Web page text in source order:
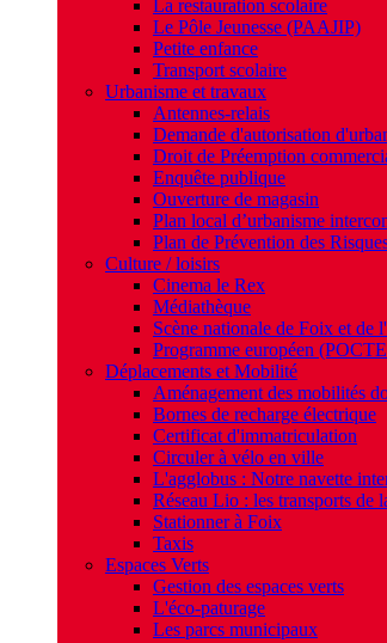
La restauration scolaire
Le Pôle Jeunesse (PAAJIP)
Petite enfance
Transport scolaire
Urbanisme et travaux
Antennes-relais
Demande d'autorisation
Droit de Préemption
Enquête publique
Ouverture de magasin
Plan local d’urbanisme
Plan de Prévention des
Culture / loisirs
Cinema le Rex
Médiathèque
Scène nationale de Foix et de
Programme européen
Déplacements et Mobilité
Aménagement des mobilités
Bornes de recharge électrique
Certificat d'immatriculation
Circuler à vélo en ville
L'agglobus : Notre navette
Réseau Lio : les transports de
Stationner à Foix
Taxis
Espaces Verts
Gestion des espaces verts
L'éco-paturage
Les parcs municipaux